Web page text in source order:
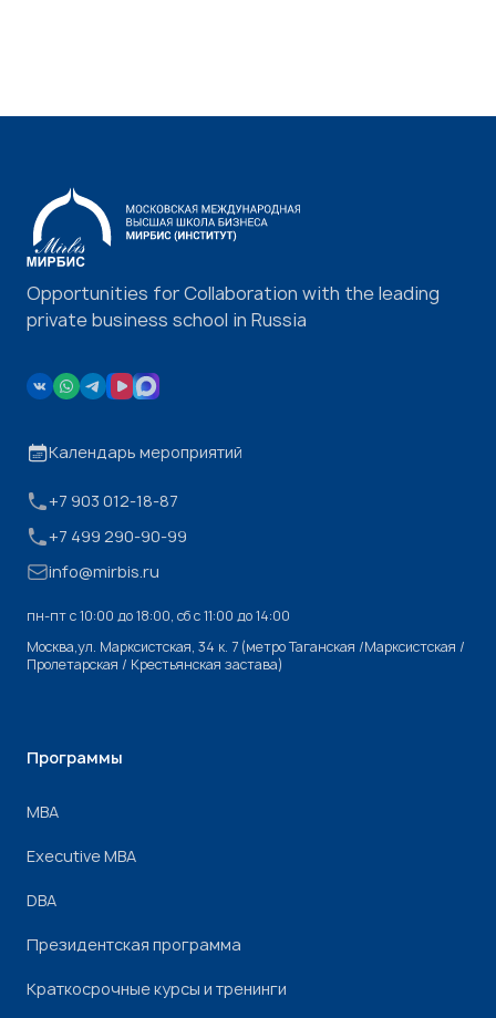
Opportunities for Collaboration with the leading
private business school in Russia
Календарь мероприятий
+7 903 012-18-87
+7 499 290-90-99
info@mirbis.ru
пн-пт с 10:00 до 18:00, cб с 11:00 до 14:00
Москва,ул. Марксистская, 34 к. 7 (метро Таганская /Марксистская /
Пролетарская / Крестьянская застава)
Программы
МВА
Executive MBA
DBA
Президентская программа
Краткосрочные курсы и тренинги